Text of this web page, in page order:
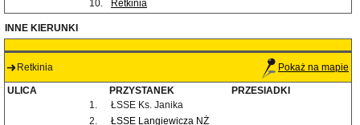
10.
Retkinia
INNE KIERUNKI
Retkinia Pokaż na mapie
ULICA PRZYSTANEK
PRZESIADKI
1.
ŁSSE Ks. Janika
2.
ŁSSE Langiewicza NŻ